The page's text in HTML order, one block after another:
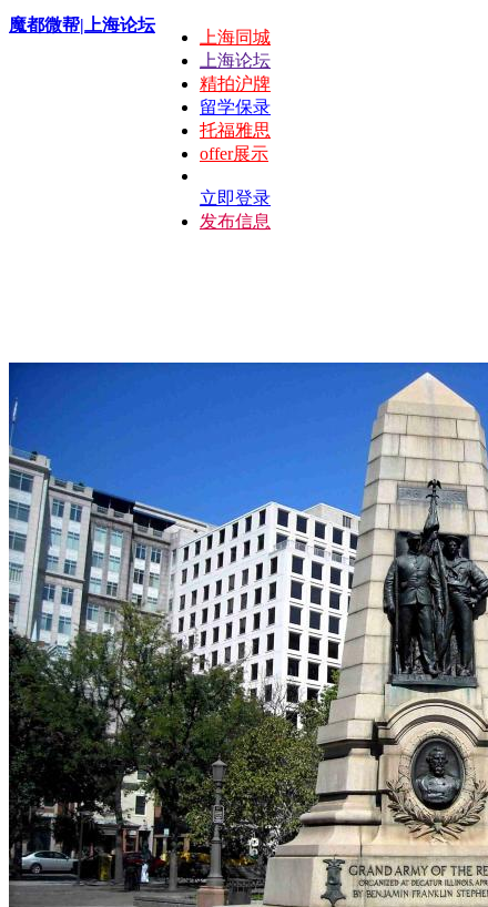
魔都微帮|上海论坛
上海同城
上海论坛
精拍沪牌
留学保录
托福雅思
offer展示
立即登录
发布信息